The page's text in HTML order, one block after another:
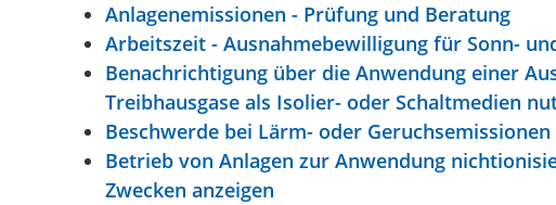
Anlagenemissionen - Prüfung und Beratung
Arbeitszeit - Ausnahmebewilligung für Sonn-
Benachrichtigung über die Anwendung einer
Treibhausgase als Isolier- oder Schaltmedien
Beschwerde bei Lärm- oder
Betrieb von Anlagen zur Anwendung
Zwecken anzeigen